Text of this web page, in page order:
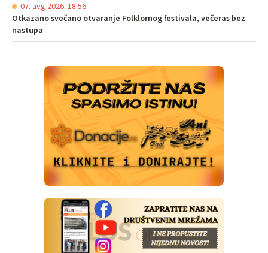
07. avg 2026. 18:56
Otkazano svečano otvaranje Folklornog festivala, večeras bez
nastupa